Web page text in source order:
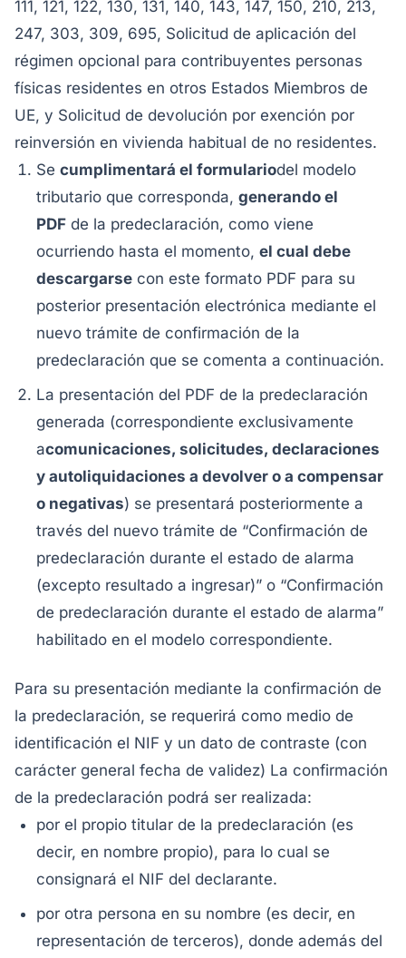
111, 121, 122, 130, 131, 140, 143, 147, 150, 210, 213,
247, 303, 309, 695, Solicitud de aplicación del
régimen opcional para contribuyentes personas
físicas residentes en otros Estados Miembros de
UE, y Solicitud de devolución por exención por
reinversión en vivienda habitual de no residentes.
Se cumplimentará el formulariodel modelo
tributario que corresponda, generando el
PDF de la predeclaración, como viene
ocurriendo hasta el momento, el cual debe
descargarse con este formato PDF para su
posterior presentación electrónica mediante el
nuevo trámite de confirmación de la
predeclaración que se comenta a continuación.
La presentación del PDF de la predeclaración
generada (correspondiente exclusivamente
acomunicaciones, solicitudes, declaraciones
y autoliquidaciones a devolver o a compensar
o negativas) se presentará posteriormente a
través del nuevo trámite de “Confirmación de
predeclaración durante el estado de alarma
(excepto resultado a ingresar)” o “Confirmación
de predeclaración durante el estado de alarma”
habilitado en el modelo correspondiente.
Para su presentación mediante la confirmación de
la predeclaración, se requerirá como medio de
identificación el NIF y un dato de contraste (con
carácter general fecha de validez) La confirmación
de la predeclaración podrá ser realizada:
por el propio titular de la predeclaración (es
decir, en nombre propio), para lo cual se
consignará el NIF del declarante.
por otra persona en su nombre (es decir, en
representación de terceros), donde además del